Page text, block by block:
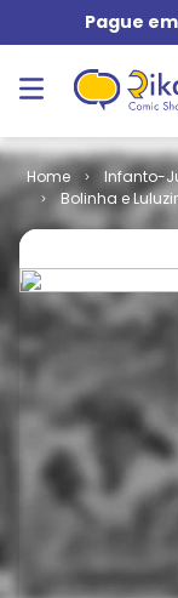
Pague
Infanto-
Bolinha e